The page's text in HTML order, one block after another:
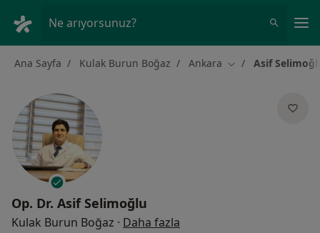
Ne arıyorsunuz?
Ana Sayfa Kulak Burun Boğaz Ankara Şehir değiştir
Asif
Op. Dr. Asif Selimoğlu
Kulak Burun Boğaz · Daha fazla